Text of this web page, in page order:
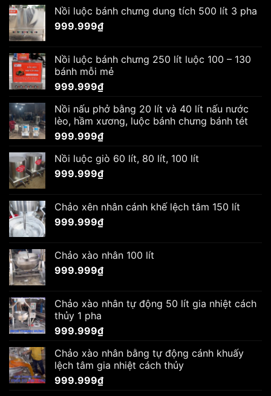
Nồi luộc bánh chưng dung tích 500 lít 3 pha
999.999₫
Nồi luộc bánh chưng 250 lít luộc 100 – 130
bánh mỗi mẻ
999.999₫
Nồi nấu phở bằng 20 lít và 40 lít nấu nước
lèo, hầm xương, luộc bánh chưng bánh tét
999.999₫
Nồi luộc giò 60 lít, 80 lít, 100 lít
999.999₫
Chảo xên nhân cánh khế lệch tâm 150 lít
999.999₫
Chảo xào nhân 100 lít
999.999₫
Chảo xào nhân tự động 50 lít gia nhiệt cách
thủy 1 pha
999.999₫
Chảo xào nhân bằng tự động cánh khuấy
lệch tâm gia nhiệt cách thủy
999.999₫